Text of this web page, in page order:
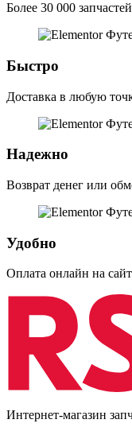
Более 30 000
Быстро
Доставка в любую
Надежно
Возврат денег или
Удобно
Оплата онлайн на
Интернет-магазин